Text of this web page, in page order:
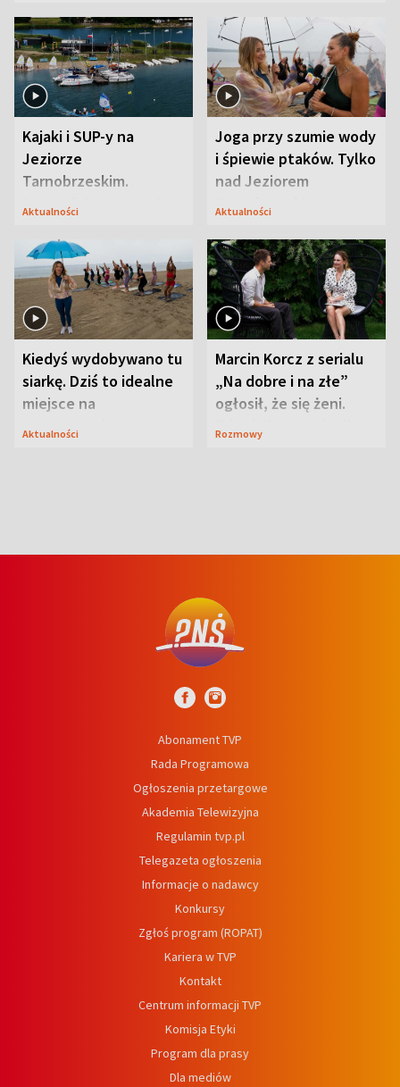
Kajaki i SUP-y na
Jeziorze
Tarnobrzeskim.
Przyrodnicy zwracają
Aktualności
Joga przy szumie wody
i śpiewie ptaków. Tylko
nad Jeziorem
Tarnobrzeskim
Aktualności
Kiedyś wydobywano tu
siarkę. Dziś to idealne
miejsce na
wypoczynek
Aktualności
Marcin Korcz z serialu
„Na dobre i na złe”
ogłosił, że się żeni.
Zdradził, co zmienił
Rozmowy
Abonament TVP
Rada Programowa
Ogłoszenia przetargowe
Akademia Telewizyjna
Regulamin tvp.pl
Telegazeta ogłoszenia
Informacje o nadawcy
Konkursy
Zgłoś program (ROPAT)
Kariera w TVP
Kontakt
Centrum informacji TVP
Komisja Etyki
Program dla prasy
Dla mediów